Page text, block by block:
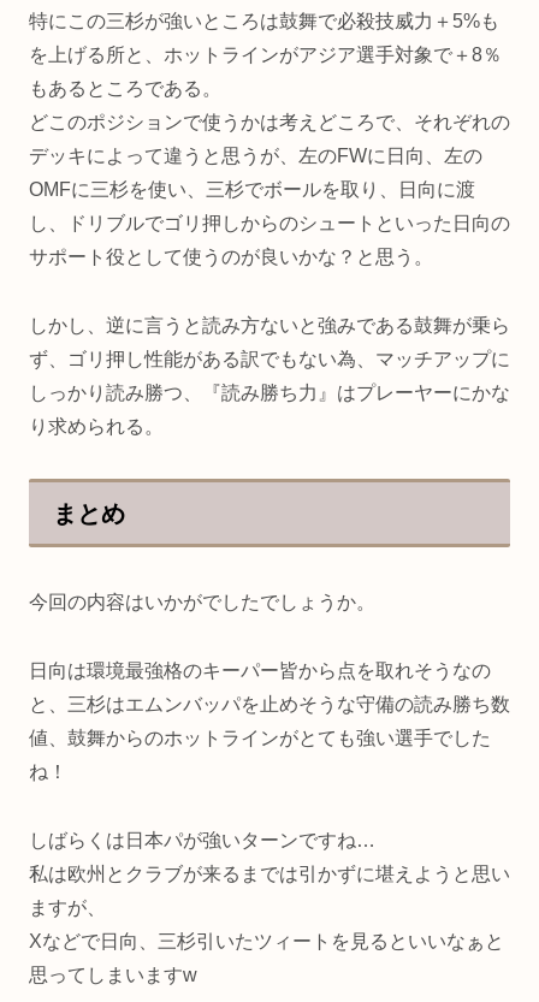
特にこの三杉が強いところは鼓舞で必殺技威力＋5%も
を上げる所と、ホットラインがアジア選手対象で＋8％
もあるところである。
どこのポジションで使うかは考えどころで、それぞれの
デッキによって違うと思うが、左のFWに日向、左の
OMFに三杉を使い、三杉でボールを取り、日向に渡
し、ドリブルでゴリ押しからのシュートといった日向の
サポート役として使うのが良いかな？と思う。
しかし、逆に言うと読み方ないと強みである鼓舞が乗ら
ず、ゴリ押し性能がある訳でもない為、マッチアップに
しっかり読み勝つ、『読み勝ち力』はプレーヤーにかな
り求められる。
まとめ
今回の内容はいかがでしたでしょうか。
日向は環境最強格のキーパー皆から点を取れそうなの
と、三杉はエムンバッパを止めそうな守備の読み勝ち数
値、鼓舞からのホットラインがとても強い選手でした
ね！
しばらくは日本パが強いターンですね…
私は欧州とクラブが来るまでは引かずに堪えようと思い
ますが、
Xなどで日向、三杉引いたツィートを見るといいなぁと
思ってしまいますw